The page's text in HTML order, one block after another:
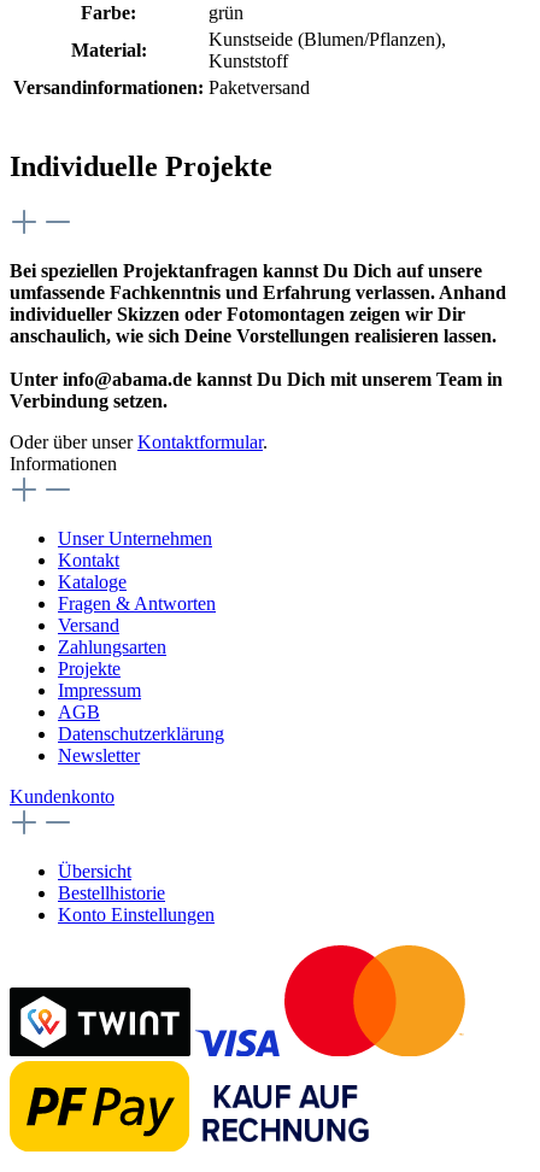
Farbe:
grün
Material:
Kunstseide (Blumen/Pflanzen),
Kunststoff
Versandinformationen: Paketversand
Individuelle Projekte
Bei speziellen Projektanfragen kannst Du Dich auf unsere
umfassende Fachkenntnis und Erfahrung verlassen. Anhand
individueller Skizzen oder Fotomontagen zeigen wir Dir
anschaulich, wie sich Deine Vorstellungen realisieren lassen.
Unter info@abama.de kannst Du Dich mit unserem Team in
Verbindung setzen.
Oder über unserKontaktformular.
Informationen
Unser Unternehmen
Kontakt
Kataloge
Fragen & Antworten
Versand
Zahlungsarten
Projekte
Impressum
AGB
Datenschutzerklärung
Newsletter
Kundenkonto
Übersicht
Bestellhistorie
Konto Einstellungen